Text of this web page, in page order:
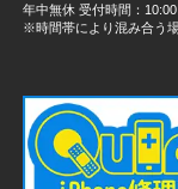
年中無休 受付時間：
※時間帯により混み合う